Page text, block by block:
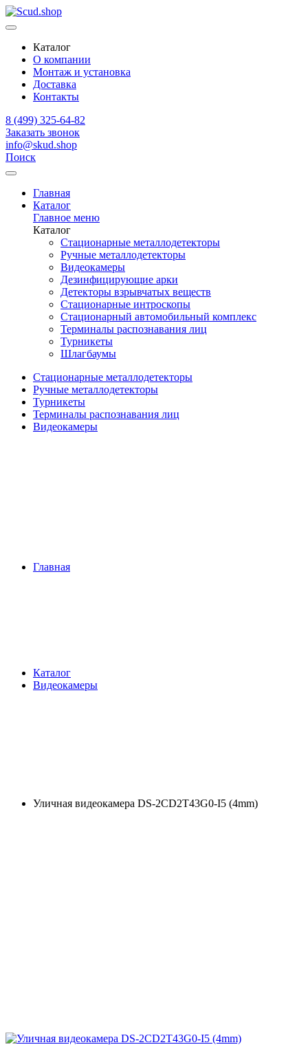
Каталог
О компании
Монтаж и установка
Доставка
Контакты
8 (499) 325-64-82
Заказать звонок
info@skud.shop
Поиск
Главная
Каталог
Главное меню
Каталог
Стационарные металлодетекторы
Ручные металлодетекторы
Видеокамеры
Дезинфицирующие арки
Детекторы взрывчатых веществ
Стационарные интроскопы
Стационарный автомобильный комплекс
Терминалы распознавания лиц
Турникеты
Шлагбаумы
Стационарные металлодетекторы
Ручные металлодетекторы
Турникеты
Терминалы распознавания лиц
Видеокамеры
Главная
Каталог
Видеокамеры
Уличная видеокамера DS-2CD2T43G0-I5 (4mm)